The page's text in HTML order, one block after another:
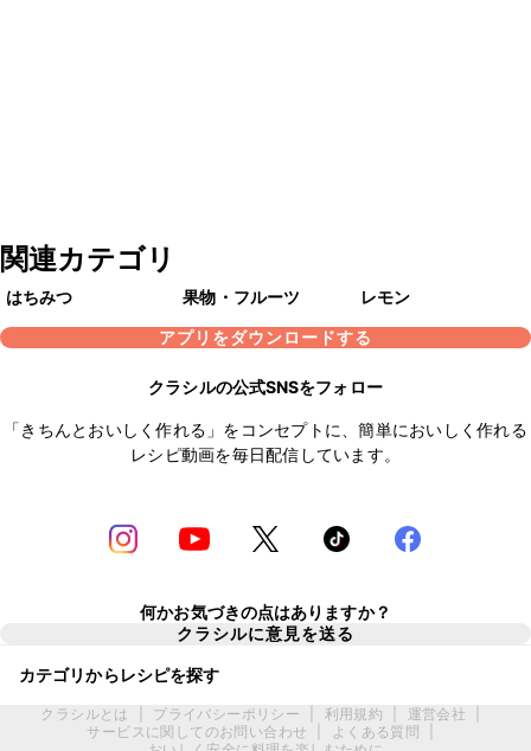
関連カテゴリ
はちみつ 果物・フルーツ
レモン
アプリをダウンロードする
クラシルの公式SNSをフォロー
「きちんとおいしく作れる」をコンセプトに、簡単においしく作れる
レシピ動画を毎日配信しています。
何かお気づきの点はありますか？
クラシルに意見を送る
カテゴリからレシピを探す
クラシルとは プライバシーポリシー 利用規約 運営会社
サービスに関してのお問い合わせ
よくある質問